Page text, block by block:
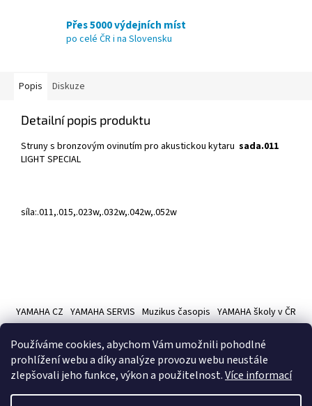
Používáme cookies, abychom Vám umožnili pohodlné
prohlížení webu a díky analýze provozu webu neustále
zlepšovali jeho funkce, výkon a použitelnost.Více informací
Přes 5000 výdejních míst
po celé ČR i na Slovensku
Popis Diskuze
Detailní popis produktu
Struny s bronzovým ovinutím pro akustickou kytaru sada.011
LIGHT SPECIAL
síla:.011,.015,.023w,.032w,.042w,.052w
p
YAMAHA CZ YAMAHA SERVIS Muzikus časopis YAMAHA školy v ČR